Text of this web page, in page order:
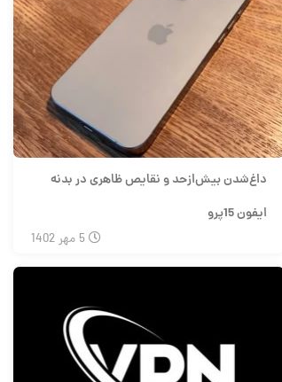
داغ‌شدن بیش‌از‌حد و نقایص ظاهری در بدنه
ایفون 15پرو
5 مهر1402